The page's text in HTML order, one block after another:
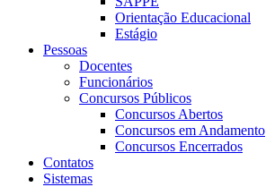
Orientação Educacional
Estágio
Pessoas
Docentes
Funcionários
Concursos Públicos
Concursos Abertos
Concursos em Andamento
Concursos Encerrados
Contatos
Sistemas